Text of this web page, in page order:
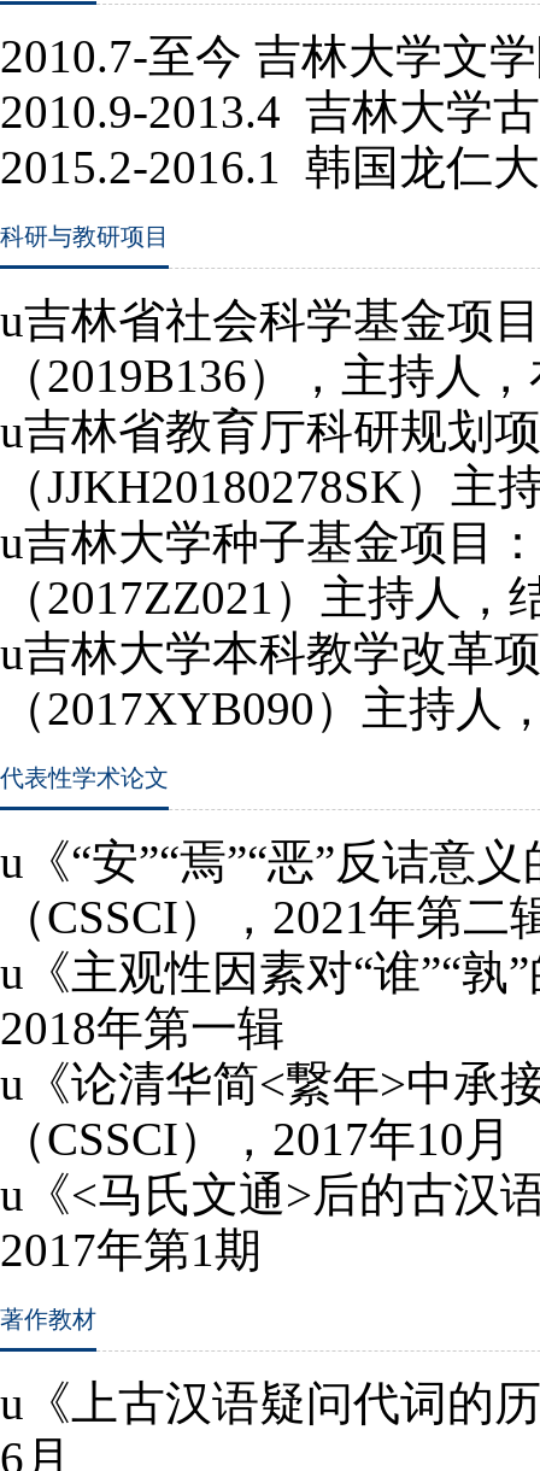
2010.7-至今 吉林大学文
2010.9-2013.4 吉林大学
2015.2-2016.1 韩国龙仁
科研与教研项目
u吉林省社会科学基金项
（2019B136），主持人
u吉林省教育厅科研规划
（JJKH20180278SK）主
u吉林大学种子基金项目
（2017ZZ021 ）主持人，
u吉林大学本科教学改革
（2017XYB090）主持人
代表性学术论文
u 《“安”“焉”“恶”反诘意
（CSSCI）， 2021年第二
u 《主观性因素对“谁”“
2018年第一辑
u 《论清华简<繋年>中承
（CSSCI）， 2017年10 月
u 《<马氏文通>后的古汉
2017年第1期
著作教材
u 《上古汉语疑问代词的
6 月